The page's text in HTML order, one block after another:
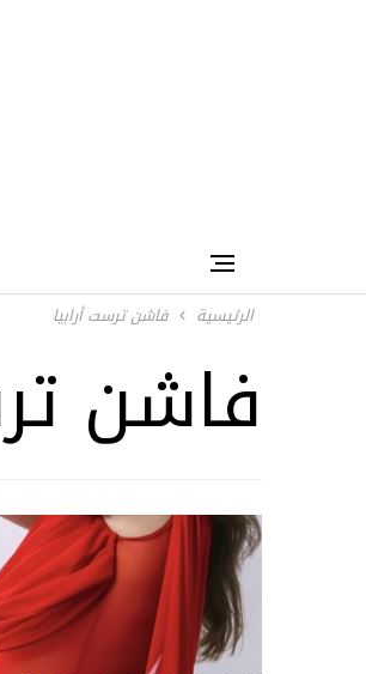
الرئيسية فاشن ترست أرابيا
فاشن